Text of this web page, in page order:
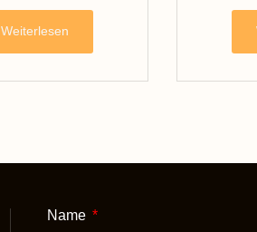
Weiterlesen
Name